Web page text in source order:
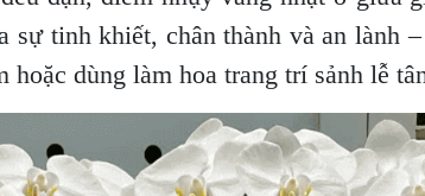
sự tinh khiết, chân thành và an lành
dùng làm hoa trang trí sảnh lễ